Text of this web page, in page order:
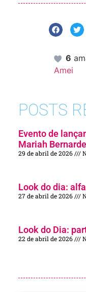
6
Amei
POSTS
Evento de
Mariah
29 de abril de 2026
Look do dia:
27 de abril de 2026
Look do Dia:
22 de abril de 2026